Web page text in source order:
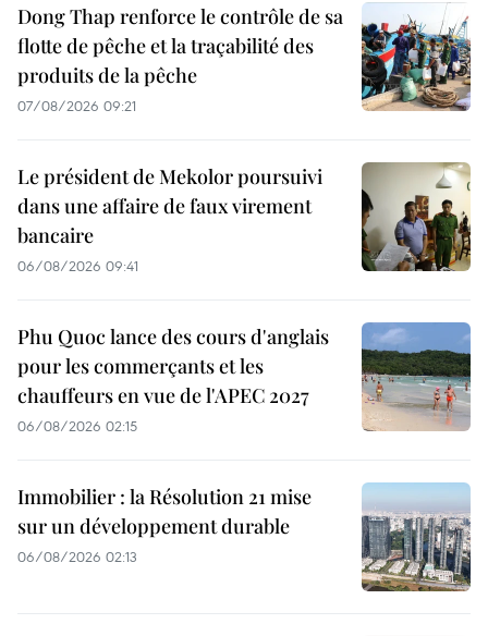
Dong Thap renforce le contrôle de sa
flotte de pêche et la traçabilité des
produits de la pêche
07/08/2026 09:21
Le président de Mekolor poursuivi
dans une affaire de faux virement
bancaire
06/08/2026 09:41
Phu Quoc lance des cours d'anglais
pour les commerçants et les
chauffeurs en vue de l'APEC 2027
06/08/2026 02:15
Immobilier : la Résolution 21 mise
sur un développement durable
06/08/2026 02:13